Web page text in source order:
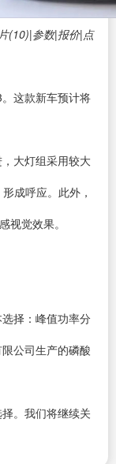
(10)|参数|报价|点
这款新车预计将
大灯组采用较大
成呼应。此外，
视觉效果。
择：峰值功率分
公司生产的磷酸
。我们将继续关